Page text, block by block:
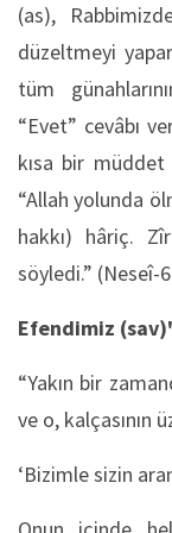
(as),
düzeltmeyi
tüm
“Evet” cevâbı
kısa bir müddet
“Allah yolunda
hakkı) hâriç.
söyledi.” (Neseî-
Efendimiz
“Yakın bir
ve o, kalçasının
‘Bizimle sizin